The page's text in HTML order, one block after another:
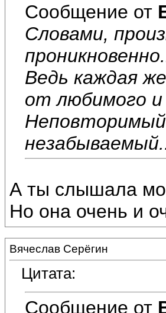
Сообщение от
Словами,
Ведь каждая
от любимого
А ты слышала
Но она очень и
Вячеслав Серёгин
Цитата:
Сообщение от